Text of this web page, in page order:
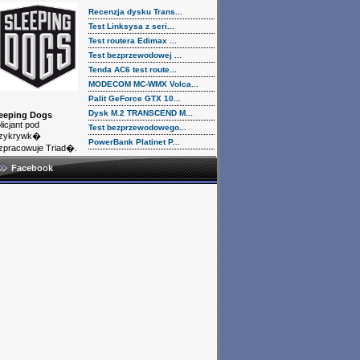
Dogs
pod
Triad�.
Recenzja dysku Trans...
Test Linksysa z seri...
Test routera Edimax ...
Test bezprzewodowej ...
Tenda AC6 test route...
MODECOM MC-WMX Volca...
Palit GeForce GTX 10...
Dysk M.2 TRANSCEND M...
Test bezprzewodowego...
PowerBank Platinet P...
Facebook